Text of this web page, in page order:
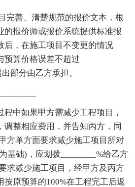
善、清楚规范的报价文本，根
的报价师或报价系统提供标准报
后，在施工项目不变更的情况
预算价格误差不超过
出部分由乙方承担。
中如果甲方需减少工程项目，
调整相应费用，并告知丙方，同
方单方面要求减少施工项目所对
基础)，应划拨________%给乙方
求减少施工项目，经甲方及丙方
按原预算的100%在工程完工后返